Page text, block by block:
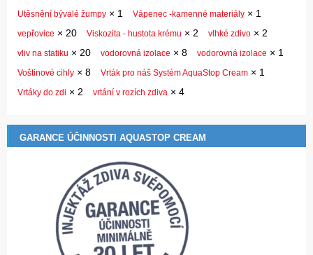
Utěsnění bývalé žumpy × 1 Vápenec -kamenné materiály × 1
vepřovice × 20 Viskozita - hustota krému × 2 vlhké zdivo × 2
vliv na statiku × 20 vodorovná izolace × 8 vodorovná izolace × 1
Voštinové cihly × 8 Vrták pro náš Systém AquaStop Cream × 1
Vrtáky do zdi × 2 vrtání v rozích zdiva × 4
GARANCE ÚČINNOSTI AQUASTOP CREAM